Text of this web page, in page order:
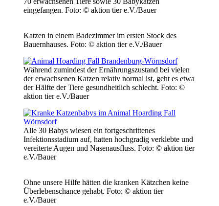
eingefangen. Foto: © aktion tier e.V./Bauer
Katzen in einem Badezimmer im ersten Stock des
Bauernhauses. Foto: © aktion tier e.V./Bauer
Während zumindest der Ernährungszustand bei vielen
der erwachsenen Katzen relativ normal ist, geht es etwa
der Hälfte der Tiere gesundheitlich schlecht. Foto: ©
aktion tier e.V./Bauer
Alle 30 Babys wiesen ein fortgeschrittenes
Infektionsstadium auf, hatten hochgradig verklebte und
vereiterte Augen und Nasenausfluss. Foto: © aktion tier
e.V./Bauer
Ohne unsere Hilfe hätten die kranken Kätzchen keine
Überlebenschance gehabt. Foto: © aktion tier
e.V./Bauer